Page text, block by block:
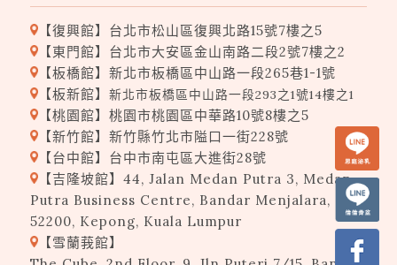
【復興館】台北市松山區復興北路15號7樓之5
【東門館】台北市大安區金山南路二段2號7樓之2
【板橋館】新北市板橋區中山路一段265巷1-1號
【板新館】 新北市板橋區中山路一段293之1號14樓之1
【桃園館】桃園市桃園區中華路10號8樓之5
【新竹館】新竹縣竹北市隘口一街228號
【台中館】台中市南屯區大進街28號
【吉隆坡館】44, Jalan Medan Putra 3, Medan
Putra Business Centre, Bandar Menjalara,
52200, Kepong, Kuala Lumpur
【雪蘭莪館】